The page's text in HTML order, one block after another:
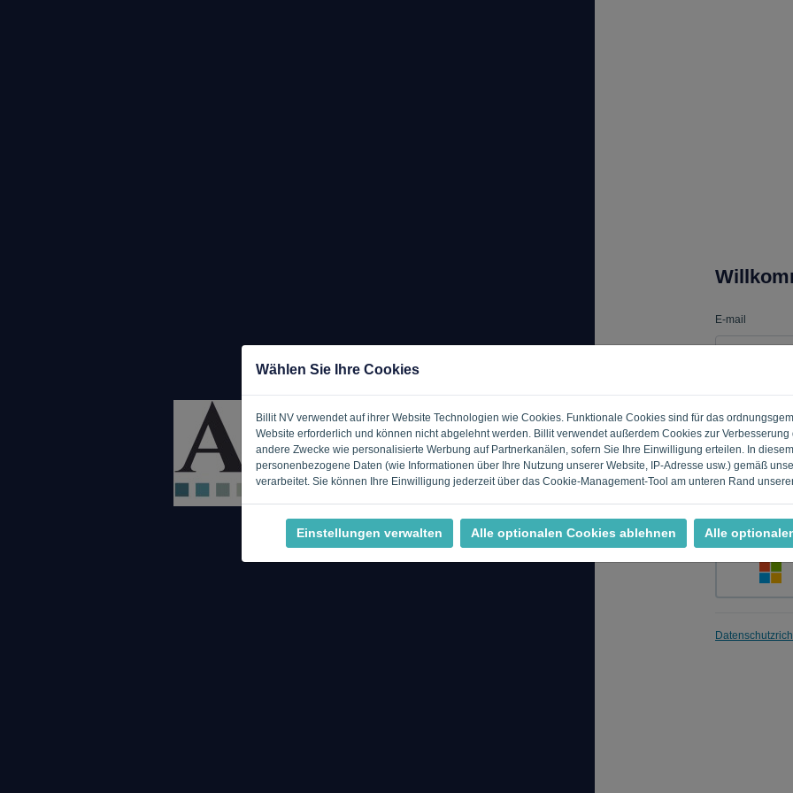
Wählen Sie Ihre Cookies
Billit NV verwendet auf ihrer Website Technologien wie Cookies. Funktionale Cookies sind für das
Website erforderlich und können nicht abgelehnt werden. Billit verwendet außerdem Cookies zur Verbesserung
andere Zwecke wie personalisierte Werbung auf Partnerkanälen, sofern Sie Ihre Einwilligung erteilen. In
personenbezogene Daten (wie Informationen über Ihre Nutzung unserer Website, IP-Adresse usw.) gemäß
verarbeitet. Sie können Ihre Einwilligung jederzeit über das Cookie-Management-Tool am unteren Rand
Einstellungen verwalten Alle optionalen Cookies ablehnen Alle
E-mail
Merken